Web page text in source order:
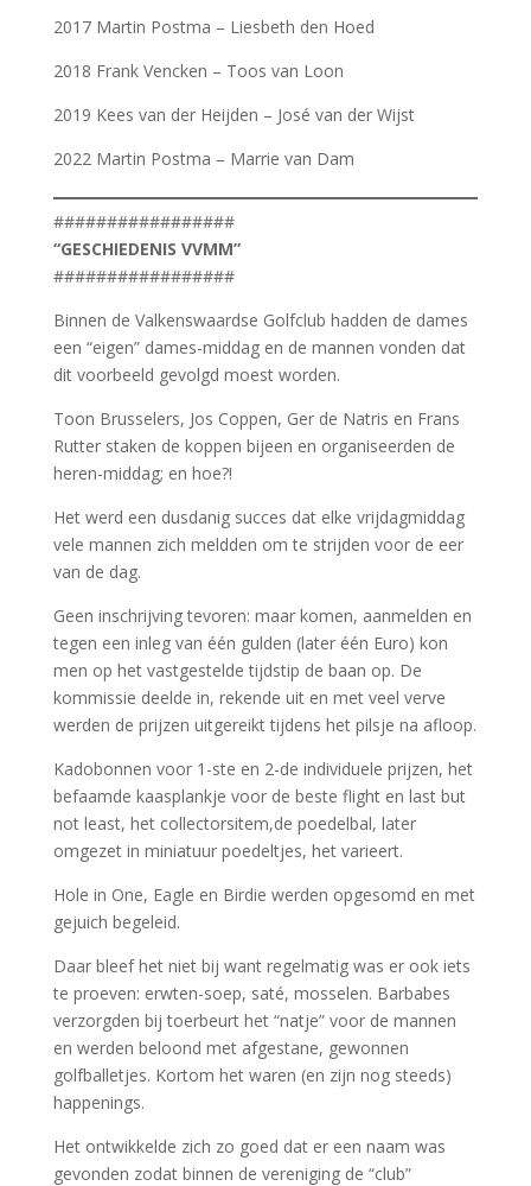
2017 Martin Postma – Liesbeth den Hoed
2018 Frank Vencken – Toos van Loon
2019 Kees van der Heijden – José van der Wijst
2022 Martin Postma – Marrie van Dam
#################
“GESCHIEDENIS VVMM”
#################
Binnen de Valkenswaardse Golfclub hadden de dames
een “eigen” dames-middag en de mannen vonden dat
dit voorbeeld gevolgd moest worden.
Toon Brusselers, Jos Coppen, Ger de Natris en Frans
Rutter staken de koppen bijeen en organiseerden de
heren-middag; en hoe?!
Het werd een dusdanig succes dat elke vrijdagmiddag
vele mannen zich meldden om te strijden voor de eer
van de dag.
Geen inschrijving tevoren: maar komen, aanmelden en
tegen een inleg van één gulden (later één Euro) kon
men op het vastgestelde tijdstip de baan op. De
kommissie deelde in, rekende uit en met veel verve
werden de prijzen uitgereikt tijdens het pilsje na afloop.
Kadobonnen voor 1-ste en 2-de individuele prijzen, het
befaamde kaasplankje voor de beste flight en last but
not least, het collectorsitem,de poedelbal, later
omgezet in miniatuur poedeltjes, het varieert.
Hole in One, Eagle en Birdie werden opgesomd en met
gejuich begeleid.
Daar bleef het niet bij want regelmatig was er ook iets
te proeven: erwten-soep, saté, mosselen. Barbabes
verzorgden bij toerbeurt het “natje” voor de mannen
en werden beloond met afgestane, gewonnen
golfballetjes. Kortom het waren (en zijn nog steeds)
happenings.
Het ontwikkelde zich zo goed dat er een naam was
gevonden zodat binnen de vereniging de “club”